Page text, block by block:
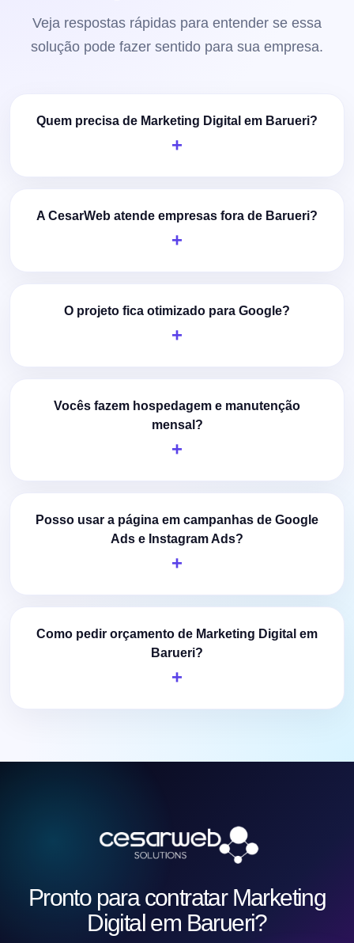
Veja respostas rápidas para entender se essa
solução pode fazer sentido para sua empresa.
Quem precisa de Marketing Digital em Barueri?
A CesarWeb atende empresas fora de Barueri?
O projeto fica otimizado para Google?
Vocês fazem hospedagem e manutenção
mensal?
Posso usar a página em campanhas de Google
Ads e Instagram Ads?
Como pedir orçamento de Marketing Digital em
Barueri?
Pronto para contratar Marketing
Digital em Barueri?